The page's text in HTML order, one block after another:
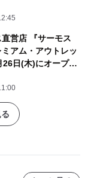
開始：2020年3月
営店 『サーモス
アム・アウトレッ
26日(木)にオープ